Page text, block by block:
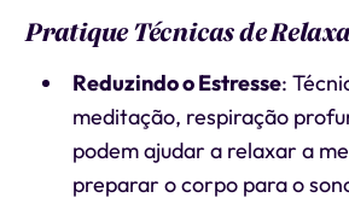
Pratique Técnicas de
Reduzindo o Estresse:
meditação, respiração
podem ajudar a relaxar a
preparar o corpo para o